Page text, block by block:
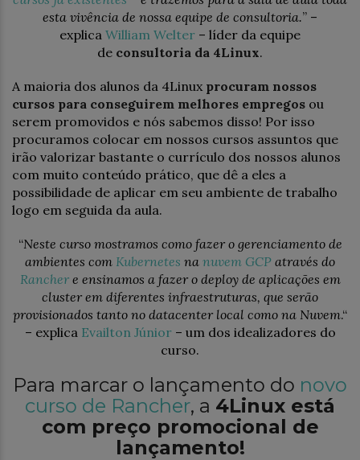
esta vivência de nossa equipe de consultoria.” –
explica William Welter – líder da equipe
de consultoria da 4Linux.
A maioria dos alunos da 4Linux procuram nossos
cursos para conseguirem melhores empregos ou
serem promovidos e nós sabemos disso! Por isso
procuramos colocar em nossos cursos assuntos que
irão valorizar bastante o currículo dos nossos alunos
com muito conteúdo prático, que dê a eles a
possibilidade de aplicar em seu ambiente de trabalho
logo em seguida da aula.
“Neste curso mostramos como fazer o gerenciamento de
ambientes com Kubernetes na nuvem GCP através do
Ranchere ensinamos a fazer o deploy de aplicações em
cluster em diferentes infraestruturas, que serão
provisionados tanto no datacenter local como na Nuvem.“
– explica Evailton Júnior– um dos idealizadores do
curso.
Para marcar o lançamento do novo
curso de Rancher, a 4Linux está
com preço promocional de
lançamento!